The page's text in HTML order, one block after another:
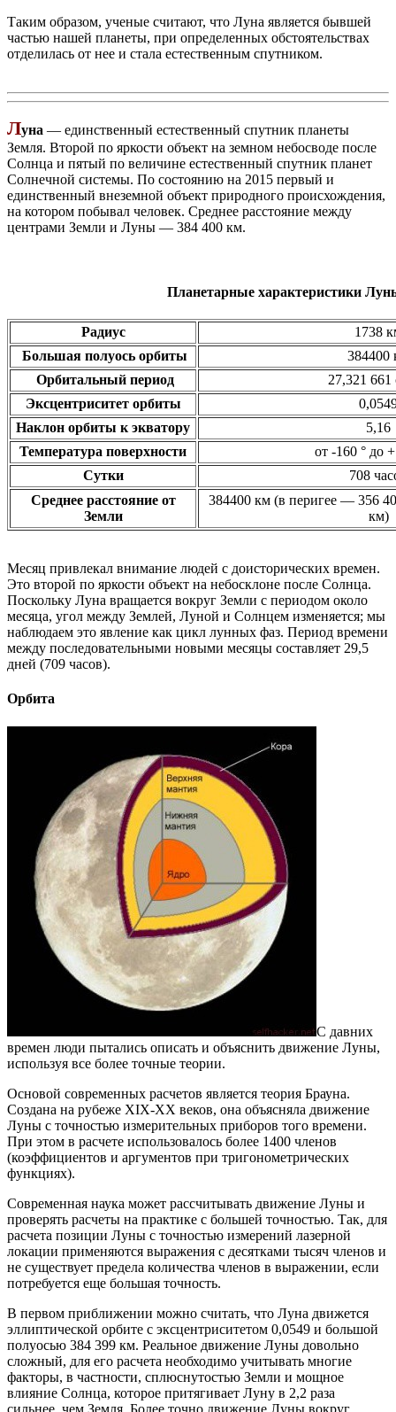
Таким образом, ученые считают, что Луна является бывшей
частью нашей планеты, при определенных обстоятельствах
отделилась от нее и стала естественным спутником.
Луна — единственный естественный спутник планеты
Земля. Второй по яркости объект на земном небосводе после
Солнца и пятый по величине естественный спутник планет
Солнечной системы. По состоянию на 2015 первый и
единственный внеземной объект природного происхождения,
на котором побывал человек. Среднее расстояние между
центрами Земли и Луны — 384 400 км.
Планетарные характеристики
Радиус
1738
Большая полуось орбиты
384400
Орбитальный период
27,321 661
Эксцентриситет орбиты
Наклон орбиты к экватору
5,16
Температура поверхности
от -160 ° до
Сутки
708
Среднее расстояние от
Земли
384400 км (в перигее — 356
км)
Месяц привлекал внимание людей с доисторических времен.
Это второй по яркости объект на небосклоне после Солнца.
Поскольку Луна вращается вокруг Земли с периодом около
месяца, угол между Землей, Луной и Солнцем изменяется; мы
наблюдаем это явление как цикл лунных фаз. Период времени
между последовательными новыми месяцы составляет 29,5
дней (709 часов).
Орбита
С давних
времен люди пытались описать и объяснить движение Луны,
используя все более точные теории.
Основой современных расчетов является теория Брауна.
Создана на рубеже XIX-XX веков, она объясняла движение
Луны с точностью измерительных приборов того времени.
При этом в расчете использовалось более 1400 членов
(коэффициентов и аргументов при тригонометрических
функциях).
Современная наука может рассчитывать движение Луны и
проверять расчеты на практике с большей точностью. Так, для
расчета позиции Луны с точностью измерений лазерной
локации применяются выражения с десятками тысяч членов и
не существует предела количества членов в выражении, если
потребуется еще большая точность.
В первом приближении можно считать, что Луна движется
эллиптической орбите с эксцентриситетом 0,0549 и большой
полуосью 384 399 км. Реальное движение Луны довольно
сложный, для его расчета необходимо учитывать многие
факторы, в частности, сплюснутостью Земли и мощное
влияние Солнца, которое притягивает Луну в 2,2 раза
сильнее, чем Земля. Более точно движение Луны вокруг